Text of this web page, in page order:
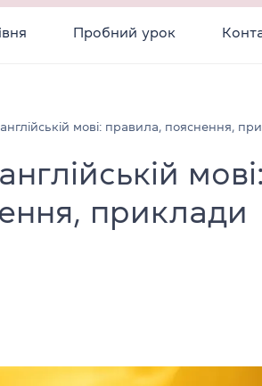
Пробний урок
мові: правила, пояснення,
приклади